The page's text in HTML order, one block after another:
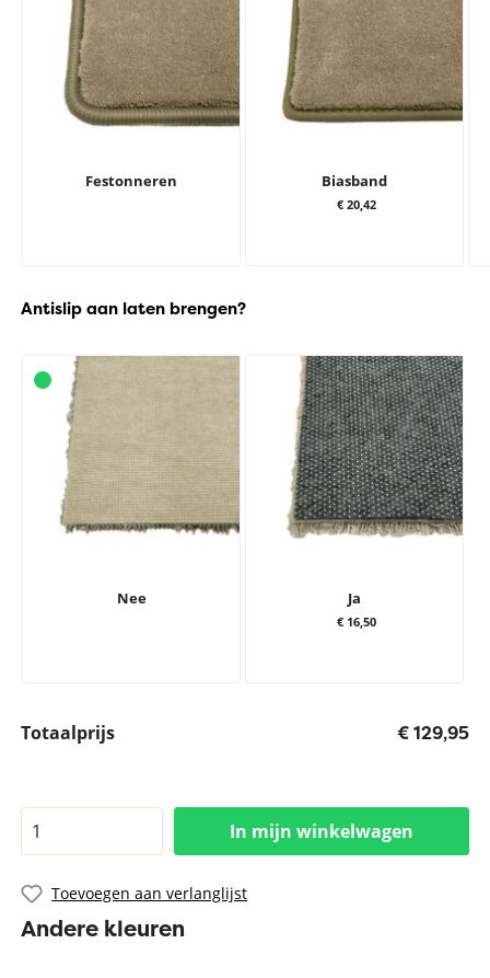
Festonneren Biasband
€ 20,42
Antislip aan laten brengen?
Nee Ja
€ 16,50
Totaalprijs € 129,95
In mijn winkelwagen
Toevoegen aan verlanglijst
Andere kleuren